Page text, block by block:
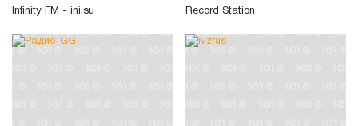
Infinity FM - ini.su Record Station